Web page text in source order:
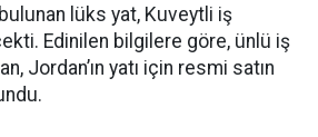
lüks yat, Kuveytli iş
Edinilen bilgilere göre, ünlü iş
Jordan’ın yatı için resmi satın